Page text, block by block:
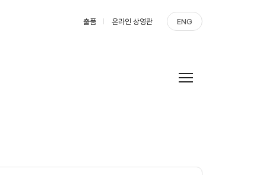
출품 온라인 상영관 ENG